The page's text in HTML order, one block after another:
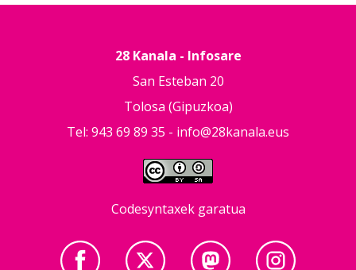
28 Kanala - Infosare
San Esteban 20
Tolosa (Gipuzkoa)
Tel: 943 69 89 35 - info@28kanala.eus
Codesyntaxek garatua